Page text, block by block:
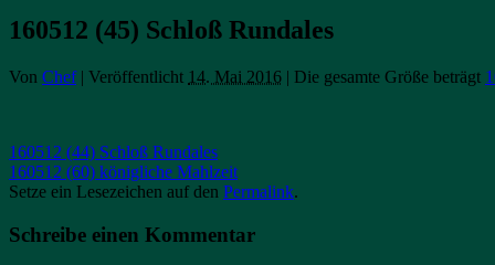
160512 (45) Schloß Rundales
Von Chef | Veröffentlicht 14. Mai 2016 | Die gesamte Größe beträgt
160512 (44) Schloß Rundales
160512 (60) königliche Mahlzeit
Setze ein Lesezeichen auf den Permalink.
Schreibe einen Kommentar